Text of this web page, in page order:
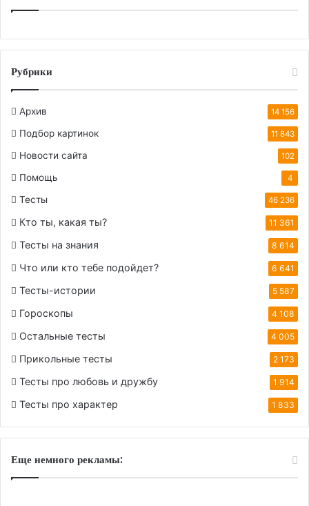
Рубрики
Архив 14 156
Подбор картинок 11 843
Новости сайта 102
Помощь 4
Тесты 46 236
Кто ты, какая ты? 11 361
Тесты на знания 8 614
Что или кто тебе подойдет? 6 641
Тесты-истории 5 587
Гороскопы 4 108
Остальные тесты 4 005
Прикольные тесты 2 173
Тесты про любовь и дружбу 1 914
Тесты про характер 1 833
Еще немного рекламы: